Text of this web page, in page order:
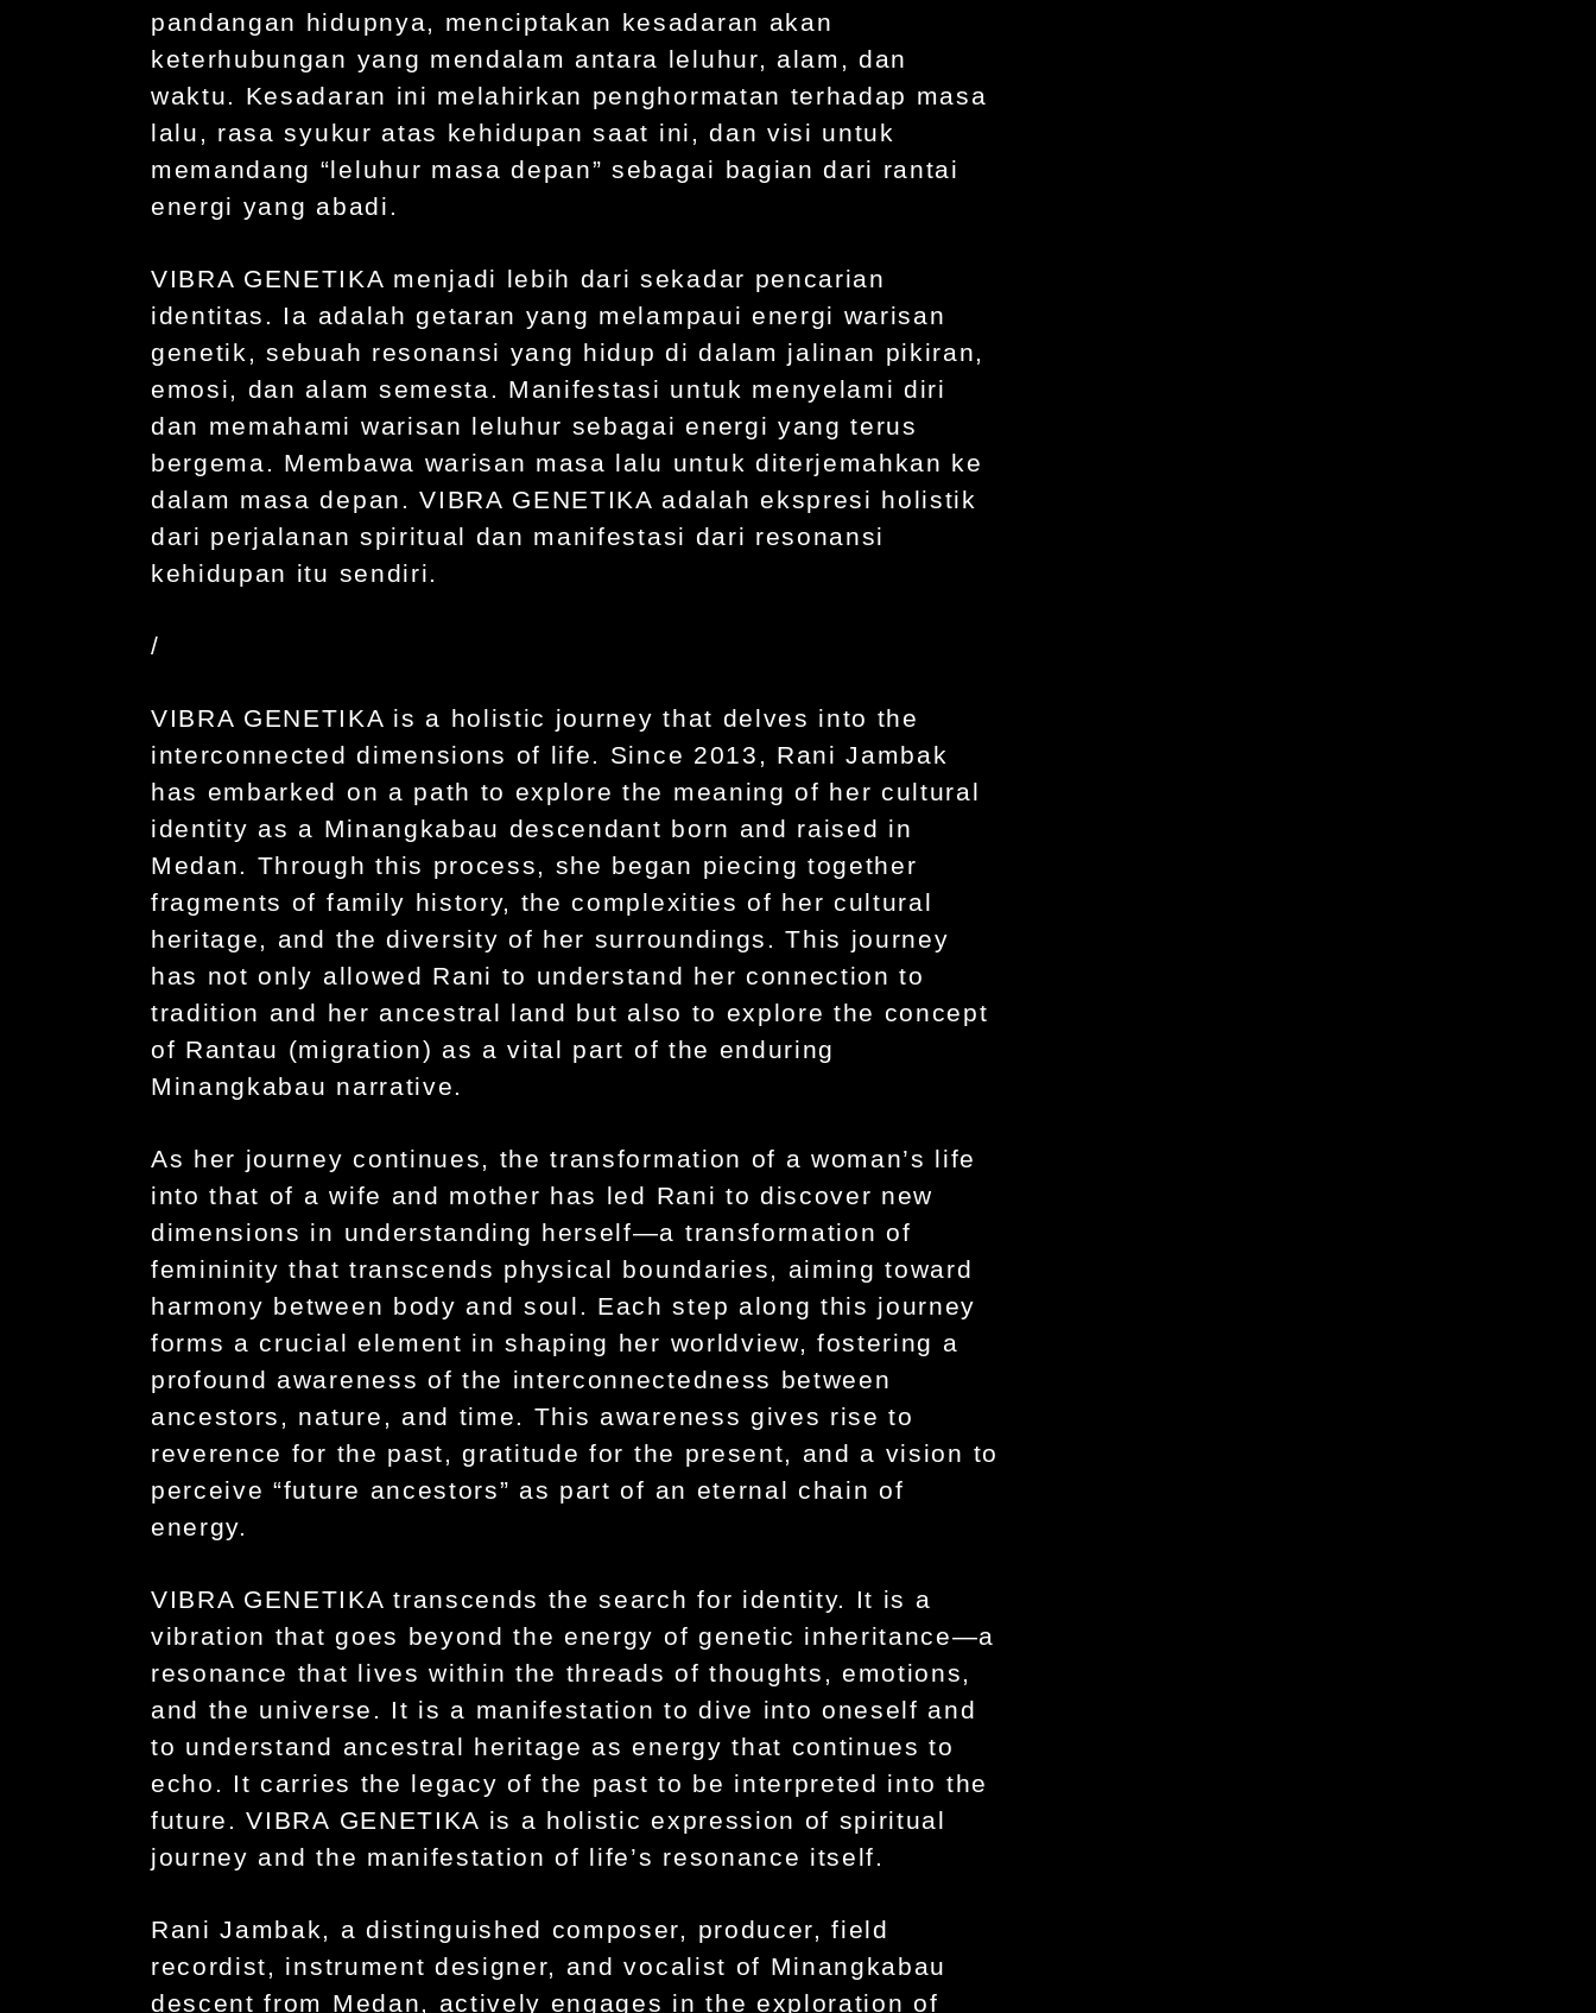
pandangan hidupnya, menciptakan kesadaran akan
keterhubungan yang mendalam antara leluhur, alam, dan
waktu. Kesadaran ini melahirkan penghormatan terhadap masa
lalu, rasa syukur atas kehidupan saat ini, dan visi untuk
memandang “leluhur masa depan” sebagai bagian dari rantai
energi yang abadi.
VIBRA GENETIKA menjadi lebih dari sekadar pencarian
identitas. Ia adalah getaran yang melampaui energi warisan
genetik, sebuah resonansi yang hidup di dalam jalinan pikiran,
emosi, dan alam semesta. Manifestasi untuk menyelami diri
dan memahami warisan leluhur sebagai energi yang terus
bergema. Membawa warisan masa lalu untuk diterjemahkan ke
dalam masa depan. VIBRA GENETIKA adalah ekspresi holistik
dari perjalanan spiritual dan manifestasi dari resonansi
kehidupan itu sendiri.
/
VIBRA GENETIKA is a holistic journey that delves into the
interconnected dimensions of life. Since 2013, Rani Jambak
has embarked on a path to explore the meaning of her cultural
identity as a Minangkabau descendant born and raised in
Medan. Through this process, she began piecing together
fragments of family history, the complexities of her cultural
heritage, and the diversity of her surroundings. This journey
has not only allowed Rani to understand her connection to
tradition and her ancestral land but also to explore the concept
of Rantau (migration) as a vital part of the enduring
Minangkabau narrative.
As her journey continues, the transformation of a woman’s life
into that of a wife and mother has led Rani to discover new
dimensions in understanding herself—a transformation of
femininity that transcends physical boundaries, aiming toward
harmony between body and soul. Each step along this journey
forms a crucial element in shaping her worldview, fostering a
profound awareness of the interconnectedness between
ancestors, nature, and time. This awareness gives rise to
reverence for the past, gratitude for the present, and a vision to
perceive “future ancestors” as part of an eternal chain of
energy.
VIBRA GENETIKA transcends the search for identity. It is a
vibration that goes beyond the energy of genetic inheritance—a
resonance that lives within the threads of thoughts, emotions,
and the universe. It is a manifestation to dive into oneself and
to understand ancestral heritage as energy that continues to
echo. It carries the legacy of the past to be interpreted into the
future. VIBRA GENETIKA is a holistic expression of spiritual
journey and the manifestation of life’s resonance itself.
Rani Jambak, a distinguished composer, producer, field
recordist, instrument designer, and vocalist of Minangkabau
descent from Medan, actively engages in the exploration of